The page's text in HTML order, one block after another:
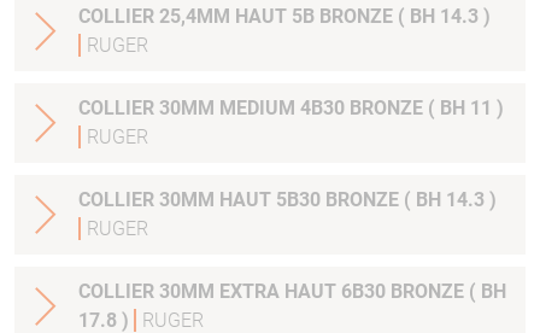
COLLIER 25,4MM HAUT 5B BRONZE ( BH 14.3 )
RUGER
COLLIER 30MM MEDIUM 4B30 BRONZE ( BH 11 )
RUGER
COLLIER 30MM HAUT 5B30 BRONZE ( BH 14.3 )
RUGER
COLLIER 30MM EXTRA HAUT 6B30 BRONZE ( BH
17.8 )
RUGER